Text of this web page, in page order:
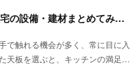
勝手に比較！住宅の設備・建材まとめてみました！～キッチン天板の素材編
で触れる機会が多く、常に目に入
天板を選ぶと、キッチンの満足…